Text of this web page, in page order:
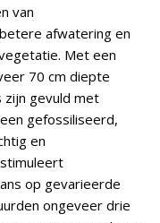
van
afwatering en
Met een
70 cm diepte
zijn gevuld met
gefossiliseerd,
en
op gevarieerde
ongeveer drie